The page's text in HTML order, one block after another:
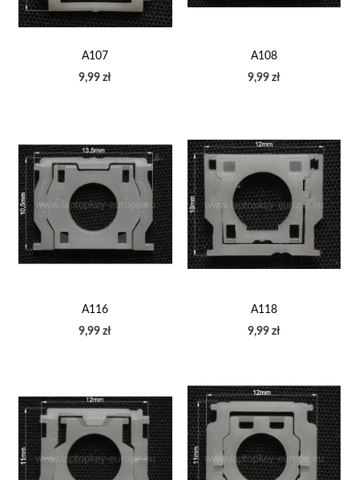
A107
9,99 zł
A108
9,99 zł
A116
9,99 zł
A118
9,99 zł